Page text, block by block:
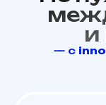
и
— с